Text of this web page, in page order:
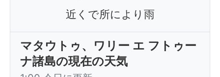
近くで所により雨
マタウトゥ、ワリー エ フトゥー
ナ諸島の現在の天気